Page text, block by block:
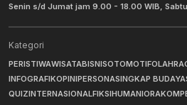
Senin s/d Jumat jam 9.00 - 18.00 WIB,
Kategori
PERISTIWAWISATABISNISOTOMOTIF
INFOGRAFIKOPINIPERSONASINGKAP BUDAYA
QUIZINTERNASIONALFIKSIHUMANIORA